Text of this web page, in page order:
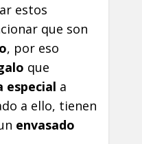
estos
que son
, por eso
que
especial a
a ello, tienen
envasado